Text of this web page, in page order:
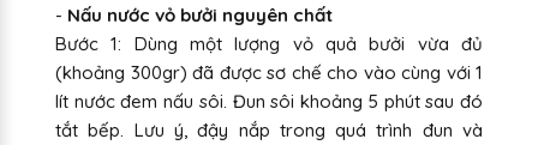
- Nấu nước vỏ bưởi nguyên chất
Bước 1: Dùng một lượng vỏ quả bưởi vừa đủ
(khoảng 300gr) đã được sơ chế cho vào cùng với 1
lít nước đem nấu sôi. Đun sôi khoảng 5 phút sau đó
tắt bếp. Lưu ý, đậy nắp trong quá trình đun và